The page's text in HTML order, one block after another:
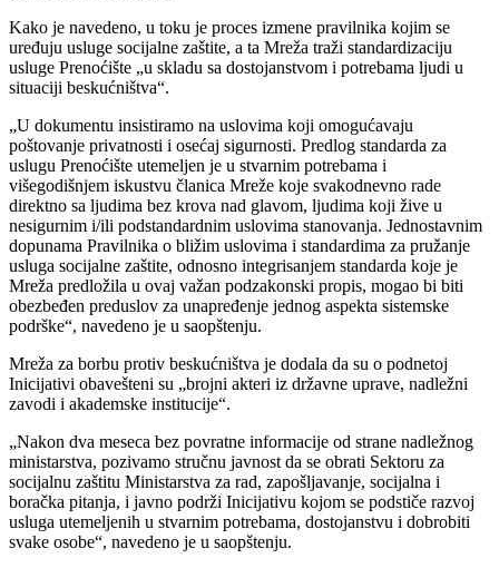
Kako je navedeno, u toku je proces izmene pravilnika kojim se
uređuju usluge socijalne zaštite, a ta Mreža traži standardizaciju
usluge Prenoćište „u skladu sa dostojanstvom i potrebama ljudi u
situaciji beskućništva“.
„U dokumentu insistiramo na uslovima koji omogućavaju
poštovanje privatnosti i osećaj sigurnosti. Predlog standarda za
uslugu Prenoćište utemeljen je u stvarnim potrebama i
višegodišnjem iskustvu članica Mreže koje svakodnevno rade
direktno sa ljudima bez krova nad glavom, ljudima koji žive u
nesigurnim i/ili podstandardnim uslovima stanovanja. Jednostavnim
dopunama Pravilnika o bližim uslovima i standardima za pružanje
usluga socijalne zaštite, odnosno integrisanjem standarda koje je
Mreža predložila u ovaj važan podzakonski propis, mogao bi biti
obezbeđen preduslov za unapređenje jednog aspekta sistemske
podrške“, navedeno je u saopštenju.
Mreža za borbu protiv beskućništva je dodala da su o podnetoj
Inicijativi obavešteni su „brojni akteri iz državne uprave, nadležni
zavodi i akademske institucije“.
„Nakon dva meseca bez povratne informacije od strane nadležnog
ministarstva, pozivamo stručnu javnost da se obrati Sektoru za
socijalnu zaštitu Ministarstva za rad, zapošljavanje, socijalna i
boračka pitanja, i javno podrži Inicijativu kojom se podstiče razvoj
usluga utemeljenih u stvarnim potrebama, dostojanstvu i dobrobiti
svake osobe“, navedeno je u saopštenju.